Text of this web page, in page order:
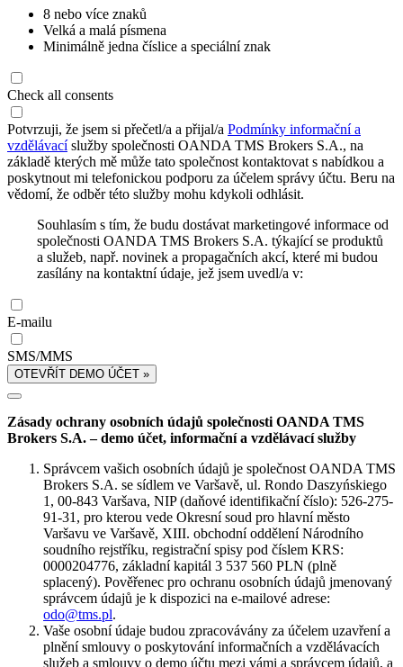
8 nebo více znaků
Velká a malá písmena
Minimálně jedna číslice a speciální znak
Check all consents
Potvrzuji, že jsem si přečetl/a a přijal/a Podmínky informační a
vzdělávacíslužby společnosti OANDA TMS Brokers S.A., na
základě kterých mě může tato společnost kontaktovat s nabídkou a
poskytnout mi telefonickou podporu za účelem správy účtu. Beru na
vědomí, že odběr této služby mohu kdykoli odhlásit.
Souhlasím s tím, že budu dostávat marketingové informace od
společnosti OANDA TMS Brokers S.A. týkající se produktů
a služeb, např. novinek a propagačních akcí, které mi budou
zasílány na kontaktní údaje, jež jsem uvedl/a v:
E-mailu
SMS/MMS
OTEVŘÍT DEMO ÚČET »
Zásady ochrany osobních údajů společnosti OANDA TMS
Brokers S.A. – demo účet, informační a vzdělávací služby
Správcem vašich osobních údajů je společnost OANDA TMS
Brokers S.A. se sídlem ve Varšavě, ul. Rondo Daszyńskiego
1, 00-843 Varšava, NIP (daňové identifikační číslo): 526-275-
91-31, pro kterou vede Okresní soud pro hlavní město
Varšavu ve Varšavě, XIII. obchodní oddělení Národního
soudního rejstříku, registrační spisy pod číslem KRS:
0000204776, základní kapitál 3 537 560 PLN (plně
splacený). Pověřenec pro ochranu osobních údajů jmenovaný
správcem údajů je k dispozici na e-mailové adrese:
odo@tms.pl.
Vaše osobní údaje budou zpracovávány za účelem uzavření a
plnění smlouvy o poskytování informačních a vzdělávacích
služeb a smlouvy o demo účtu mezi vámi a správcem údajů, a